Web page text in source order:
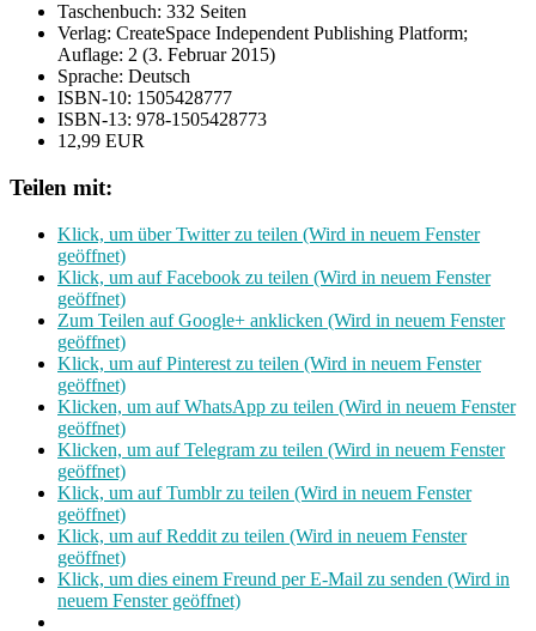
Taschenbuch: 332 Seiten
Verlag: CreateSpace Independent Publishing Platform;
Auflage: 2 (3. Februar 2015)
Sprache: Deutsch
ISBN-10: 1505428777
ISBN-13: 978-1505428773
12,99 EUR
Teilen mit:
Klick, um über Twitter zu teilen (Wird in neuem Fenster
geöffnet)
Klick, um auf Facebook zu teilen (Wird in neuem Fenster
geöffnet)
Zum Teilen auf Google+ anklicken (Wird in neuem Fenster
geöffnet)
Klick, um auf Pinterest zu teilen (Wird in neuem Fenster
geöffnet)
Klicken, um auf WhatsApp zu teilen (Wird in neuem Fenster
geöffnet)
Klicken, um auf Telegram zu teilen (Wird in neuem Fenster
geöffnet)
Klick, um auf Tumblr zu teilen (Wird in neuem Fenster
geöffnet)
Klick, um auf Reddit zu teilen (Wird in neuem Fenster
geöffnet)
Klick, um dies einem Freund per E-Mail zu senden (Wird in
neuem Fenster geöffnet)